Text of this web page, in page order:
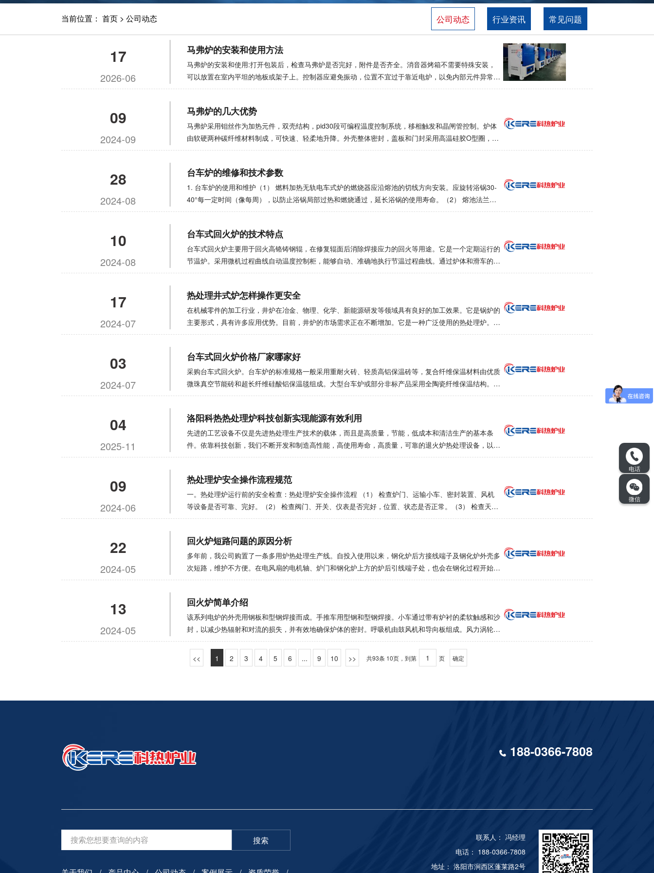
当前位置： 首页> 公司动态 公司动态 行业资讯 常见问题
17
2026-06
马弗炉的安装和使用方法
马弗炉的安装和使用:打开包装后，检查马弗炉是否完好，附件是否齐全。消音器烤箱不需要特殊安装，
可以放置在室内平坦的地板或架子上。控制器应避免振动，位置不宜过于靠近电炉，以免内部元件异常运
行而引起过热。2. 所述热电偶插入炉内20-50mm，所述孔与热电偶之间的间隙用石棉绳填充。热电偶好
前端应安装额外的电源开关。为保证安全运行，炉体和控制器必须可靠接地。4. 使用前，请将温度计指
针调至零位。当使用补偿线和冷端补偿器时，将机械零位调整到冷端补偿器的参考温度点。不要使用补偿
线。将机械零位调整到零位刻度，但所指示的温度是测点与热电偶冷端之间的温差。5. 检查接线后，将
控制器外壳盖好。将温度指示灯的设置指针调整到需要的工作温度，然后打开电源。打开电源开关。此
指示指针也逐渐升高，说明系统工作正常。电炉的加热和恒温由温度指示器的红绿灯指示。绿灯表示加
热，红灯表示恒温。
09
2024-09
马弗炉的几大优势
马弗炉采用钼丝作为加热元件，双壳结构，pid30段可编程温度控制系统，移相触发和晶闸管控制。炉体
由软硬两种碳纤维材料制成，可快速、轻柔地升降。外壳整体密封，盖板和门封采用高温硅胶O型圈，门
配有水冷系统。炉子在真空中烧结。炉子采用机械泵和油扩散泵。同时，它有一个冷阱和一个细胞。该炉
结的理想产品。马弗炉设备的应用；该设备用于各种合金材料、器件、钕铁硼磁性材料、钐钴磁性材料、
储氢合金、活性和难熔金属的真空烧结和时效处理。该设备基于消化吸收国外设备的优势。改进了，改进
了很多次。采用独特的内部空气循环方式和大型真空装置。冷却均匀，速度快，炉温均匀性好，泵送能力
大。温度均匀可控，真空度高，无泄漏。马弗炉的应用范围:马弗炉主要用于高校和科研机构在真空热压
带电极引入，低压头入口隔膜阀等。，并可配备可调节高度的位移传感器。2.真空系统:电炉真空系统采
用机械泵和油扩散泵，并配有冷阱和机组。用复合真空计测量真空度。真空系统还配有排气阀和充气阀，
真空连接软管采用不锈钢金属软管。3.炉体:立式炉壳，内层为不锈钢，筒体外层为碳钢。两层之间形成
夹套，去除通过冷却水传递到炉壳的热量，使炉壁温度不超过60 ℃，上下法兰焊接为一体。中间有红外
并有操作人员使用的观察孔挡板。4.炉盖:由内外封头和法兰组成。中间水冷炉盖悬挂在开闭机构上。平
板动作启动机构上的手柄可以将炉盖抬起10-15毫米。盖子有头部和压力。传感器、排气隔膜阀和炉盖锁
定装置。
28
2024-08
台车炉的维修和技术参数
1. 台车炉的使用和维护（1） 燃料加热无轨电车式炉的燃烧器应沿熔池的切线方向安装。应旋转浴锅30-
40°每一定时间（像每周），以防止浴锅局部过热和燃烧通过，延长浴锅的使用寿命。（2） 熔池法兰与
炉板之间应使用耐火水泥或石棉垫片，防止熔盐进入熔炉。不适宜用燃料加热硝酸盐炉，防止炉管燃烧后
的材料堵塞。（4） 分别使用两个热电偶测量盐浴和加热元件附近的炉温。2. 电极盐浴炉的主要技术使用
和维护（1） 新购买或修理的电极盐浴炉应干燥。它可以通过电阻线板炉烘烤，温度上升和节热部分，以
防止混凝土浴开裂。（2） 工作时，应启动排气装置，并在断电时盖住炉口。（3） 炉壳和变压器接地。
铜带应与电极手柄良好接触。检查电解电池、电极、电极手柄、变压器和水冷却装置有无泄漏和短路。清
热，及时脱氧，去除渣，并添加足够的新盐。（五）电极盐炉因启动困难而关闭时，可以在低档电源下覆
盖在炉口，保持温暖;如果发生长期电源故障，应移除一些盐溶液并安装启动设备。（6） 避免工件落入
熔池，使工件短路。如果发生电源故障，应拉出掉入熔炉的工件。工件应与电极、熔池侧壁、炉底和液位
保持距离。（7） 应使用自动温度控制装置。（8） 应注意变压器的运行。不允许过载，不允许漏油，铁
10
2024-08
台车式回火炉的技术特点
台车式回火炉主要用于回火高铬铸钢辊，在修复辊面后消除焊接应力的回火等用途。它是一个定期运行的
节温炉。采用微机过程曲线自动温度控制柜，能够自动、准确地执行节温过程曲线。通过炉体和滑车的自
封机制，减少无轨电车式炉的热对流损耗，实现了无轨电车型炉的保温性能。回火无轨电车炉采用多区加
导风系统，具有高温均匀性。手推车回炉特点：1. 炉内由带状加热元件加热。2. 高压离心风扇可用于炉
顶部，通过导风器的内盖来回循环炉内气流，使炉温均匀。偏心轴向风扇还可用于使空气在炉子中回转运
动，以达到炉内温度均匀的目标。3. 炉内衬采用硅酸铝纤维模块结构。无储热，无间隙，保温密封。4.
烤箱门由电动起重葫芦打开和关闭。根据弹簧杆原理自重加压密封炉口。5. 手推车通过电动环状销轮减
的底板覆盖在底部加热元件上。块之间的上部开口堆叠在一起，以确保刻度不会落入加热元件的凹槽中。
7. 采用PID智能零交叉接触晶闸管。程序员可以通过与计算机的 485 通信接口进行远程控制。群集控制。
没有纸张记录器，有纸张记录器和过热报警功能。
17
2024-07
热处理井式炉怎样操作更安全
在机械零件的加工行业，井炉在冶金、物理、化学、新能源研发等领域具有良好的加工效果。它是锅炉的
主要形式，具有许多应用优势。目前，井炉的市场需求正在不断增加。它是一种广泛使用的热处理炉。
1，井炉的运行需要气体或液体燃料，或者可以使用电加热。小炉子通常通过电加热加热，这进一步提高
果用燃料取暖，炉盖和炉体采用耐高温纤维棉制成，能有效隔热炉体，节约能源，保护环境，无污染，降
低生产成本。应特别注意井炉的运行。起动前，应清除炉管中的空气和甲醛，避免运输过程中泄漏。此
外，易燃或有毒物质，如一氧化碳和氢气，应完全燃烧在炉口。使用前，检查循环冷却水、底部搅拌风扇
和炉盖是否正常。连续使用后，请及时清理积碳。此外，在使用前，请确保电源连接器具有良好的触点并
热板。发生异常情况时，应切断主电路的电源，并及时发出警报。可以为您提供合格的产品！
03
2024-07
台车式回火炉价格厂家哪家好
采购台车式回火炉。台车炉的标准规格一般采用重耐火砖、轻质高铝保温砖等，复合纤维保温材料由优质
微珠真空节能砖和超长纤维硅酸铝保温毯组成。大型台车炉或部分非标产品采用全陶瓷纤维保温结构。采
用高铝重耐火砖建造炉口等易碰撞部位和承重部位，提高炉衬强度。台车炉具有良好的保温性能和节能特
优于一般箱式炉。移动式装料台车具有重量大、易于装载的特点，体现了台车式加热炉的巨大优势，成为
热处理行业广泛应用的工业加热炉。台车炉加热元件为高电阻合金电阻丝或电阻带，分布在炉墙、台车、
炉门和炉后壁上。材料主要为0cr25al5或0cr27al7mo2高电阻合金材料，带电源接线端子。对于复杂、精
密、长寿命的塑料模具，为了保持其高寿命，模具材料的使用必须具有较高的综合力学性能。因此，有必
模具精度难以达到要求。时效硬化的塑料模具钢在固溶硬化后软化（通常为28-34hrc），可以切割。冷成
形后可获得较高的综合力学性能。时效硬化热处理变形很小。这种钢一般具有良好的焊接性能和表面氮化
的优点，适用于制造复杂、精密、长寿命的塑料模具。
04
2025-11
洛阳科热热处理炉科技创新实现能源有效利用
先进的工艺设备不仅是先进热处理生产技术的载体，而且是高质量，节能，低成本和清洁生产的基本条
件。依靠科技创新，我们不断开发和制造高性能，高使用寿命，高质量，可靠的退火炉热处理设备，以满
足市场需求，实现企业的可持续发展。那是我们的目标。热处理是机械制造中的主要能耗。合理选择热处
厂每千瓦时需要约9196KF的热能，效率为30％-40％。如果热处理炉的热效率可以达到80％，按照一次
能源效率的计算，综合热效率仅为24％-32％。通过使用天然气燃烧炉对烟道气进行预热，可以轻松实现
60％-65％的综合热效率。因此，在使用天然气的地区，使用燃烧炉代替部分电阻炉有利于能源利用。先
进的加热设备除了可以体现先进技术外，节能是非常重要的指标。热处理炉应具有较小的热损失，炉衬中
理的工艺选择具有巨大的节能潜力，并且可以用少的投资获得明显的效果。缩短加热时间，降低加热温
度，采用表面热处理代替整体热处理，简化工艺，合理选择工件材料是一种良好的节能措施，关键在于生
产技术人员要加强节能意识保存。合理的生产组织和严格的能源管理也是节能的根本措施。对提高回火炉
热处理设备的负荷，保持连续生产具有重要意义。从这个意义上讲，生产是非常有利的。
09
2024-06
热处理炉安全操作流程规范
一。热处理炉运行前的安全检查：热处理炉安全操作流程 （1） 检查炉门、运输小车、密封装置、风机
等设备是否可靠、完好。（2） 检查阀门、开关、仪表是否完好，位置、状态是否正常。（3） 检查天然
气压力、燃烧器前压力（正常0.03-0.05mpa）、压缩空气压力（正常0.5-0.7mpa）是否在正常范围内。
门提升钢丝绳：不得有明显的断丝、断股、压痕等缺陷；卡扣牢固、无松动；不得有开槽、变形等现象。
2。热处理炉操作流程：一。点火起动操作1） 待加热工件应平稳放置在料架上。物料搬运车不得撞到限
位块，到达这里时应减速。2） 安全门闩收回后，报警灯亮，按下“炉门关闭”按钮，炉门稳定落地后再按
下“炉门关闭”按钮关闭炉门。3） 打开电源，打开助燃风机约5分钟。4） 清洁后，连接气阀并打开气阀电
旋钮。5） 打开控制器电源。点火前，检查燃烧风道上的电动执行器是否在小开口处，必须在小开口处点
火。6） 依次点燃燃烧器。如果点火不成功，请等待三分钟，然后按下复位按钮（注意：立即松开复位按
钮以避免烧坏设备）。如果点火仍然不成功，检查助燃空气压力、助燃空气压力是否正常、燃烧器是否点
火、电磁阀是否打开。严禁连续点火，否则会引起爆炸！7） 每台燃烧器正常燃烧后，设定所需加热温
度，自动控制仪表温度。2。热处理炉停炉熄火操作1） 准备关闭锅炉，依次关闭燃烧器，切断控制器电
源。2） 关闭气体手动阀（电磁阀下方）和气体电磁阀。3） 助燃风机运行一段时间后（炉温低于300℃
22
2024-05
回火炉短路问题的原因分析
多年前，我公司购置了一条多用炉热处理生产线。自投入使用以来，钢化炉后方接线端子及钢化炉外壳多
次短路，维护不方便。在电风扇的电机轴、炉门和钢化炉上方的炉后引线端子处，也会在钢化过程开始时
排放烟气。1. 原因分析该多用炉生产线主要用于摩托车发动机齿轮、轴、连杆、销的渗碳、淬火、回
脱脂烘干的不完全性，会在工件上留下大量的油和水。在回火过程中，油和水随着温度的升高而蒸发。由
于调质炉内的压力大于炉外压力，油水溢出，在炉外变成液体，从而降低了端子与炉壳之间的绝缘子电
阻。低到一定值时,有一个短路,绝缘子分解,接线盒和炉壳烧在一起,因为有很多石油背后的泥炉,所以短路,
有时会导致一个火和燃烧的连接线。2. 方法从以上分析可以看出，炉膛气体从接线处冒出来的原因是没
有专门的排气通道。如果增加排气通道，上述问题将会减少。排气口在哪里?尽管气体向上移动，为了在
回火时保持温度，我们需要打开电扇。在电风扇的作用下，炉内气体循环。我们认为打开工件架底部的排
体流经炉外管道时，由于管道温度较低，油水气体变为液体，液体从管道界面渗出，污染室内环境。之
13
2024-05
回火炉简单介绍
该系列电炉的外壳用钢板和型钢焊接而成。手推车用型钢和型钢焊接。小车通过带有炉衬的柔软触感和沙
封，以减少热辐射和对流的损失，并有效地确保炉体的密封。呼吸机由鼓风机和导向板组成。风力涡轮机
电连接至加热元件。仅当连接了鼓风机时，加热元件才能通电，从而使加热元件可以在通风和循环的条件
工，固定方法选择销钉和钩钉固定，即将纤维棉均匀地穿过销钉固定，然后与炉体拧紧并焊接后，用钩钉
纤维也能确保在开闭过程中不会因摩擦而损坏纤维。炉门和小车的动力由电动机提供，并具有控制功能。
丝砖上。用高铝瓷钉和铬丝砖固定，以免掉出。铸钢炉的底板安装在小车上以支撑工件。为了避免在加热
工件之后氧化皮从炉子的底板之间的间隙落入加热元件中而引起的氧化皮的损坏，采用了底板与炉体的接
件的热处理，当炉门被移开时，要进行完全的炉热处理。
1 2 3 4 5 6 ... 9 10 共93条 10页，到第 页 确定
188-0366-7808
搜索
联系人： 冯经理
电话： 188-0366-7808
地址： 洛阳市涧西区蓬莱路2号